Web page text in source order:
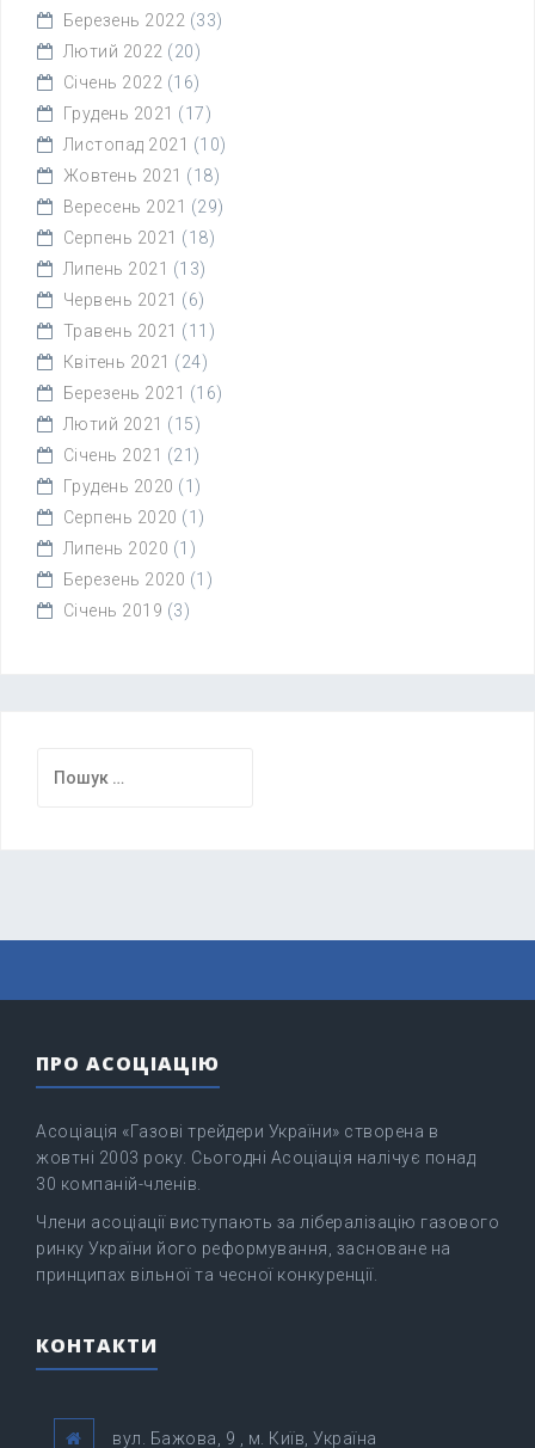
Березень 2022 (33)
Лютий 2022 (20)
Січень 2022 (16)
Грудень 2021 (17)
Листопад 2021 (10)
Жовтень 2021 (18)
Вересень 2021 (29)
Серпень 2021 (18)
Липень 2021 (13)
Червень 2021 (6)
Травень 2021 (11)
Квітень 2021 (24)
Березень 2021 (16)
Лютий 2021 (15)
Січень 2021 (21)
Грудень 2020 (1)
Серпень 2020 (1)
Липень 2020 (1)
Березень 2020 (1)
Січень 2019 (3)
ПРО АСОЦІАЦІЮ
Асоціація «Газові трейдери України» створена в
жовтні 2003 року. Сьогодні Асоціація налічує понад
30 компаній-членів.
Члени асоціації виступають за лібералізацію газового
ринку України його реформування, засноване на
принципах вільної та чесної конкуренції.
КОНТАКТИ
вул. Бажова, 9 , м. Київ, Україна